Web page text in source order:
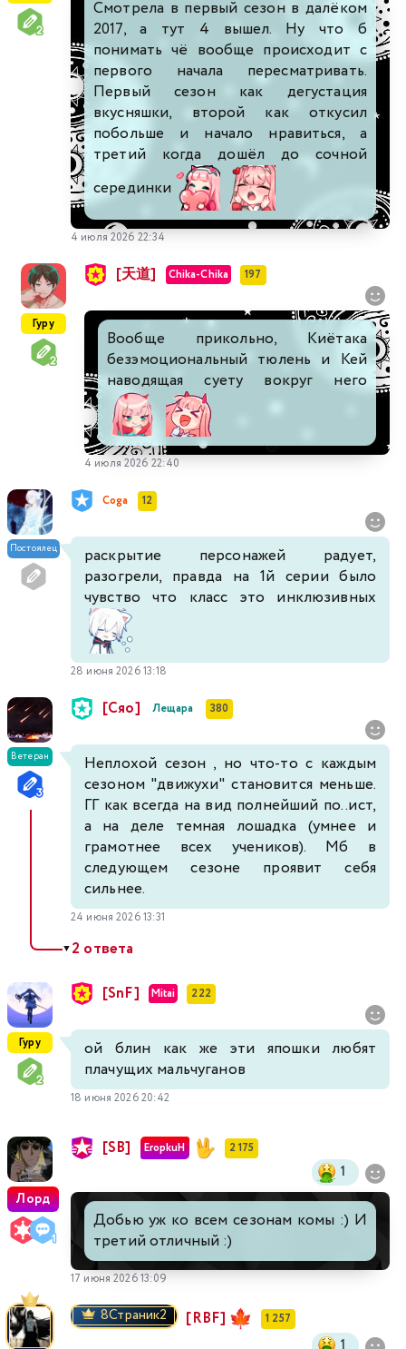
Смотрела в первый сезон в далёком
2017, а тут 4 вышел. Ну что б
понимать чё вообще происходит с
первого начала пересматривать.
Первый сезон как дегустация
вкусняшки, второй как откусил
побольше и начало нравиться, а
третий когда дошёл до сочной
серединки
4 июля 2026 22:34
Гуру
[天道] Chika-Chika 197
Вообще прикольно, Киётака
безэмоциональный тюлень и Кей
наводящая суету вокруг него
4 июля 2026 22:40
Постоялец
Coga 12
раскрытие персонажей радует,
разогрели, правда на 1й серии было
чувство что класс это инклюзивных
28 июня 2026 13:18
Ветеран
[Сяо] Лещара 380
Неплохой сезон , но что-то с каждым
сезоном "движухи" становится меньше.
ГГ как всегда на вид полнейший по..ист,
а на деле темная лошадка (умнее и
грамотнее всех учеников). Мб в
следующем сезоне проявит себя
сильнее.
24 июня 2026 13:31
▼2 ответа
Гуру
[SnF] Mitai 222
ой блин как же эти япошки любят
плачущих мальчуганов
18 июня 2026 20:42
Лорд
[SB] EropkuH 2 175
1
Добью уж ко всем сезонам комы :) И
третий отличный :)
17 июня 2026 13:09
8Страник2 [RBF] 1 257